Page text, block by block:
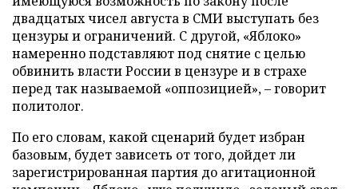
двадцатых чисел августа в СМИ выступать без
цензуры и ограничений. С другой, «Яблоко»
намеренно подставляют под снятие с целью
обвинить власти России в цензуре и в страхе
перед так называемой «оппозицией», – говорит
политолог.
По его словам, какой сценарий будет избран
базовым, будет зависеть от того, дойдет ли
зарегистрированная партия до агитационной